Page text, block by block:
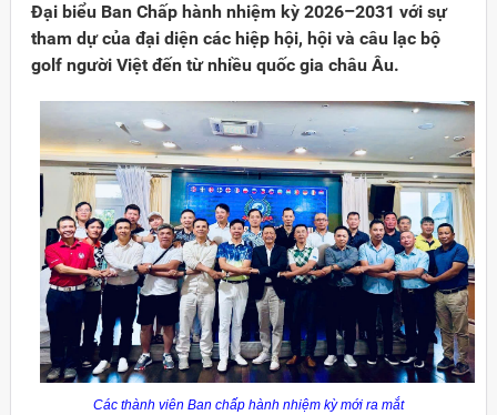
Đại biểu Ban Chấp hành nhiệm kỳ 2026–2031 với sự
tham dự của đại diện các hiệp hội, hội và câu lạc bộ
golf người Việt đến từ nhiều quốc gia châu Âu.
Các thành viên Ban chấp hành nhiệm kỳ mới ra mắt